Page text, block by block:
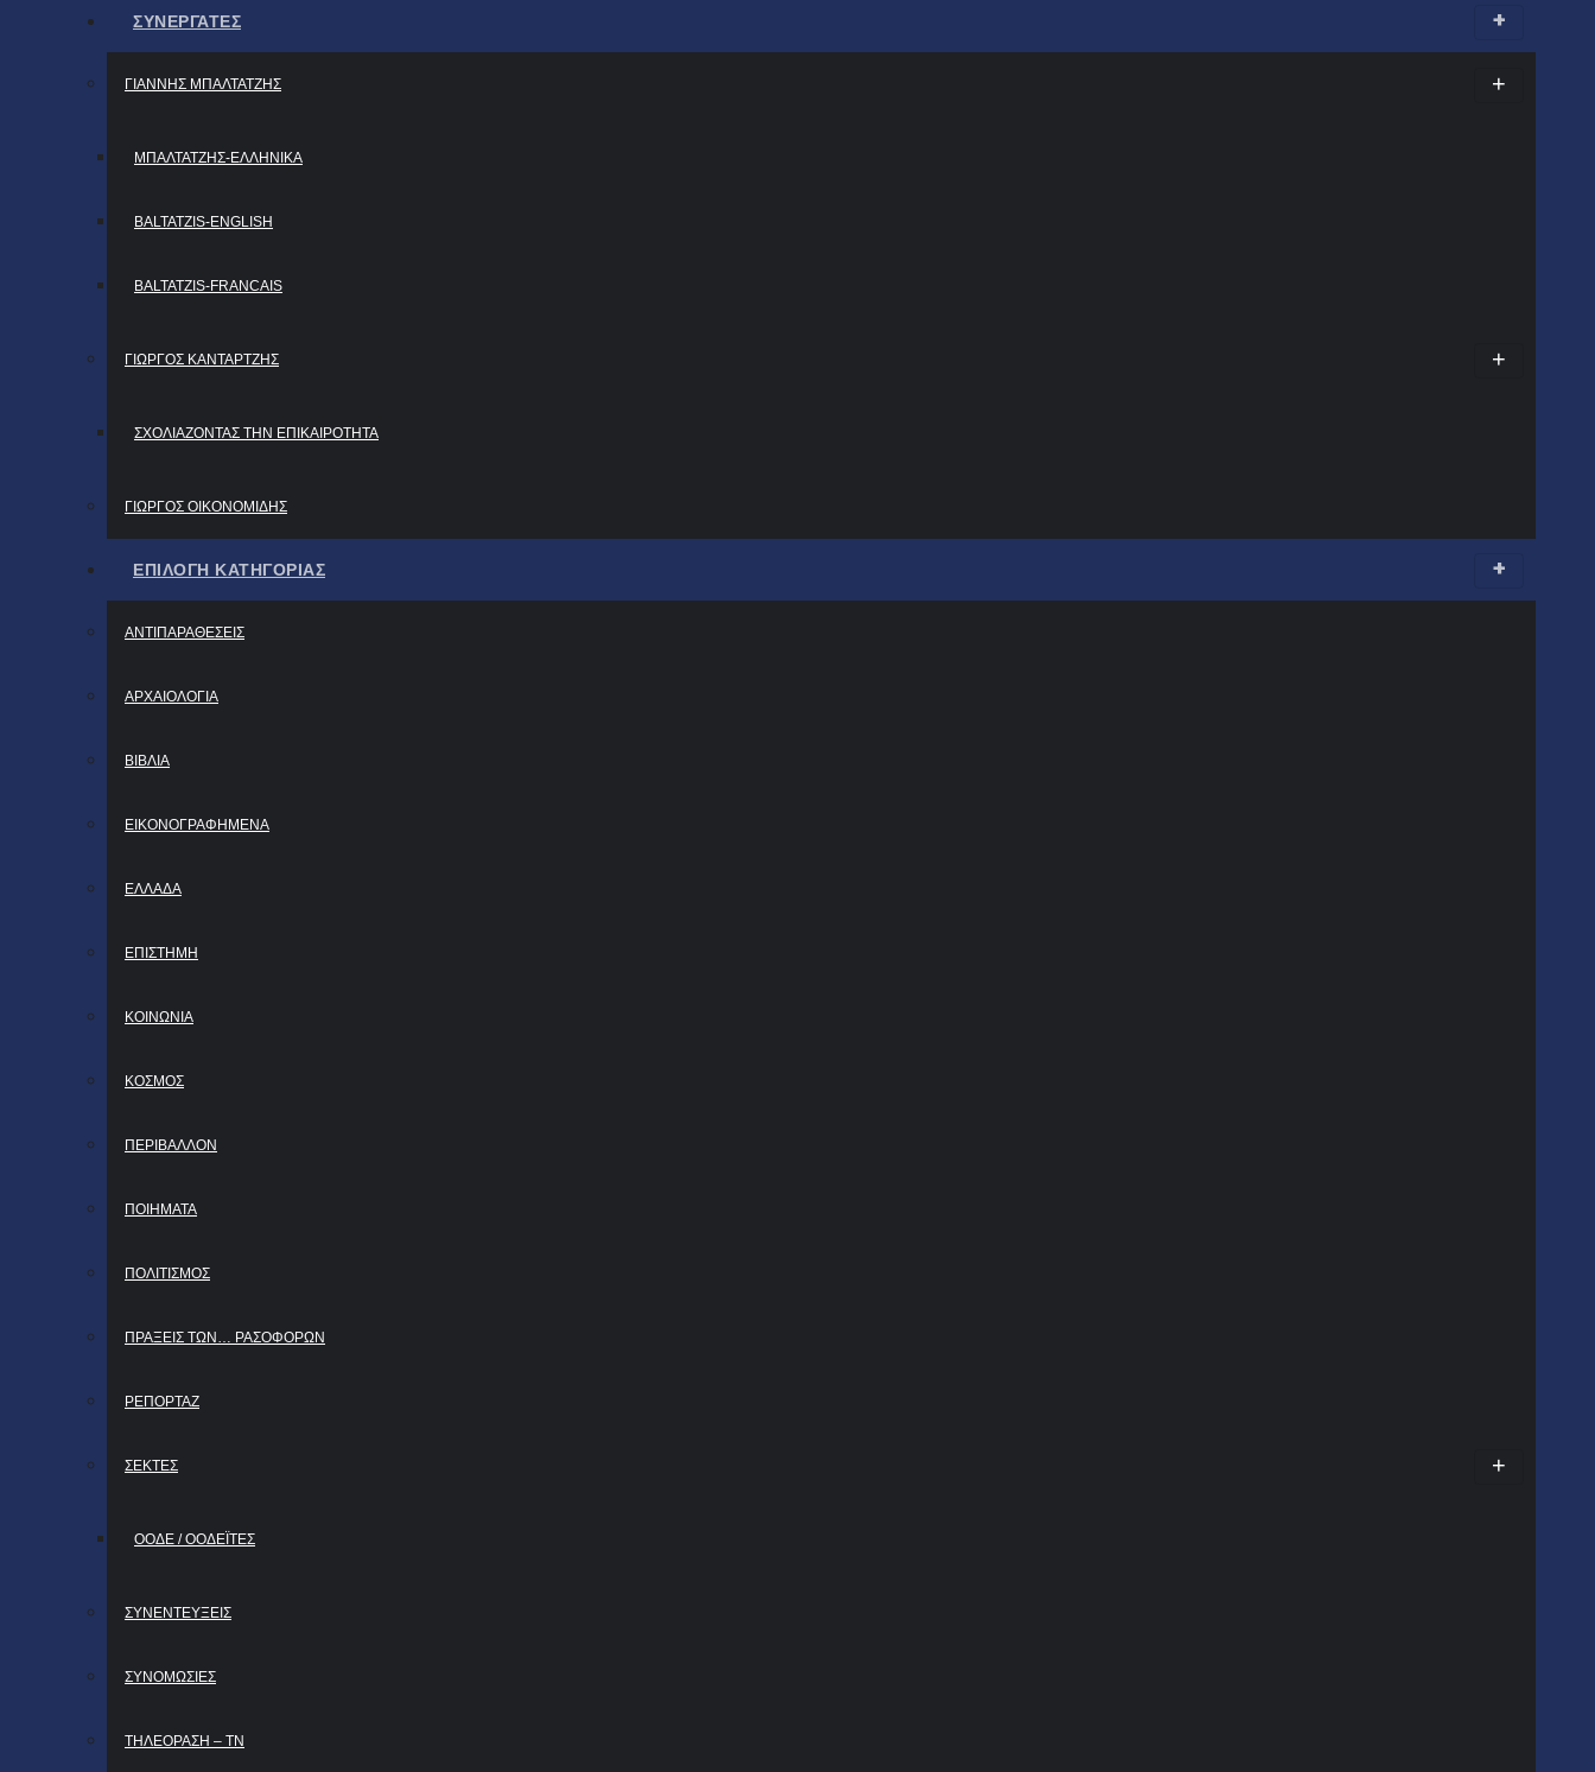
ΣΥΝΕΡΓΑΤΕΣ
ΓΙΆΝΝΗΣ ΜΠΑΛΤΑΤΖΉΣ
ΜΠΑΛΤΑΤΖΗΣ-ΕΛΛΗΝΙΚΑ
BALTATZIS-ENGLISH
BALTATZIS-FRANCAIS
ΓΙΏΡΓΟΣ ΚΑΝΤΑΡΤΖΉΣ
ΣΧΟΛΙΆΖΟΝΤΑΣ ΤΗΝ ΕΠΙΚΑΙΡΌΤΗΤΑ
ΓΙΏΡΓΟΣ ΟΙΚΟΝΟΜΊΔΗΣ
ΕΠΙΛΟΓΗ ΚΑΤΗΓΟΡΙΑΣ
ΑΝΤΙΠΑΡΑΘΕΣΕΙΣ
ΑΡΧΑΙΟΛΟΓΙΑ
ΒΙΒΛΙΑ
ΕΙΚΟΝΟΓΡΑΦΗΜΕΝΑ
ΕΛΛΑΔΑ
ΕΠΙΣΤΗΜΗ
ΚΟΙΝΩΝΙΑ
ΚΟΣΜΟΣ
ΠΕΡΙΒΑΛΛΟΝ
ΠΟΙΗΜΑΤΑ
ΠΟΛΙΤΙΣΜΟΣ
ΠΡΑΞΕΙΣ ΤΩΝ… ΡΑΣΟΦΟΡΩΝ
ΡΕΠΟΡΤΑΖ
ΣΕΚΤΕΣ
ΟΟΔΕ / ΟΟΔΕΪ́ΤΕΣ
ΣΥΝΕΝΤΕΥΞΕΙΣ
ΣΥΝΟΜΩΣΙΕΣ
ΤΗΛΕΟΡΑΣΗ – ΤΝ